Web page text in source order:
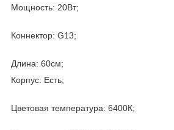
Мощность:
Длина:
Корпус:
Цветовая